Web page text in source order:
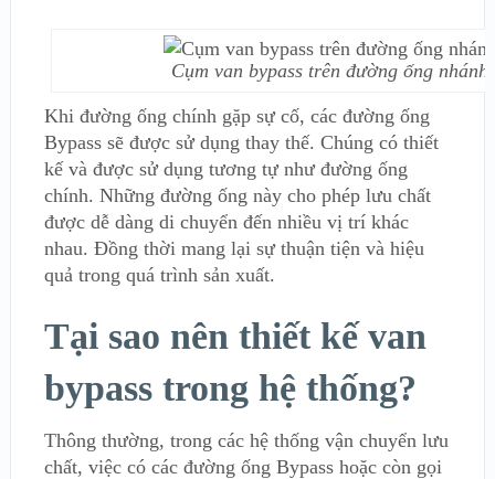
Cụm van bypass trên đường ống nhánh
Khi đường ống chính gặp sự cố, các đường ống
Bypass sẽ được sử dụng thay thế. Chúng có thiết
kế và được sử dụng tương tự như đường ống
chính. Những đường ống này cho phép lưu chất
được dễ dàng di chuyển đến nhiều vị trí khác
nhau. Đồng thời mang lại sự thuận tiện và hiệu
quả trong quá trình sản xuất.
Tại sao nên thiết kế van
bypass trong hệ thống?
Thông thường, trong các hệ thống vận chuyển lưu
chất, việc có các đường ống Bypass hoặc còn gọi